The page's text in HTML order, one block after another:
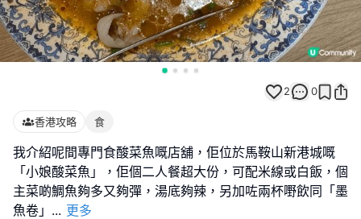
2 0
香港攻略 食
我介紹呢間專門食酸菜魚嘅店舖，佢位於馬鞍山新港城嘅
「小娘酸菜魚」，佢個二人餐超大份，可配米線或白飯，個
主菜啲鯛魚夠多又夠彈，湯底夠辣，另加咗兩杯嘢飲同「墨
魚卷」 ... 更多